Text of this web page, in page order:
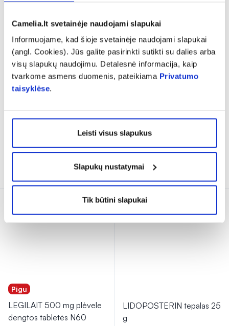
Camelia.lt svetainėje naudojami slapukai
Informuojame, kad šioje svetainėje naudojami slapukai
(angl. Cookies). Jūs galite pasirinkti sutikti su dalies arba
visų slapukų naudojimu. Detalesnė informacija, kaip
tvarkome asmens duomenis, pateikiama Privatumo
taisyklėse.
Leisti visus slapukus
Slapukų nustatymai
Tik būtini slapukai
CANTALIN maisto papildas
MICRO, 64 tab.
14,79 €
Pigu
TROXEVASIN ACTAVIS
Į krepšelį
Pigu
LEGILAIT 500 mg plėvele
dengtos tabletės N60
LIDOPOSTERIN tepalas 25
g